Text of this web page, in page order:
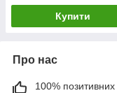
Купити
Про нас
100% позитивних